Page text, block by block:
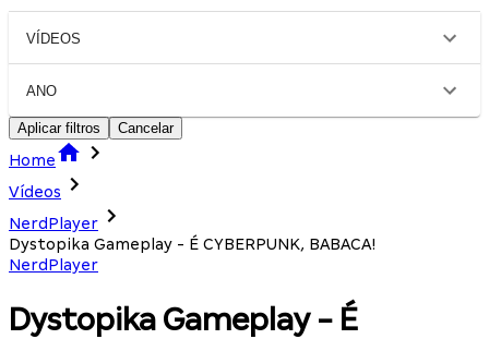
VÍDEOS
ANO
Aplicar filtros Cancelar
Home
Vídeos
NerdPlayer
Dystopika Gameplay - É CYBERPUNK, BABACA!
NerdPlayer
Dystopika Gameplay - É